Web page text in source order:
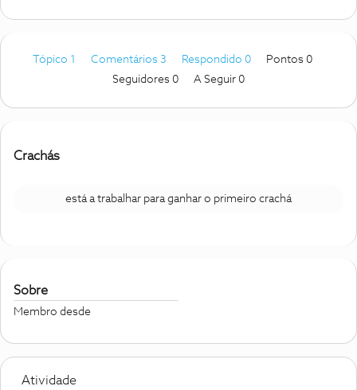
Tópico 1 Comentários 3 Respondido 0
Pontos 0
Seguidores 0 A Seguir 0
Crachás
está a trabalhar para ganhar o primeiro crachá
Sobre
Membro desde
Atividade